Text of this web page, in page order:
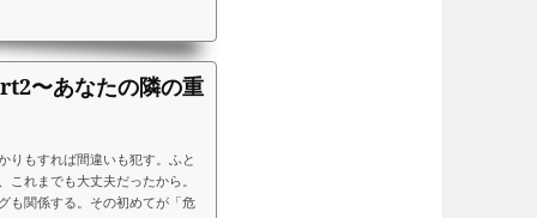
〜あなたの隣の重
りもすれば間違いも犯す。ふと
れまでも大丈夫だったから。
も関係する。その初めてが「危